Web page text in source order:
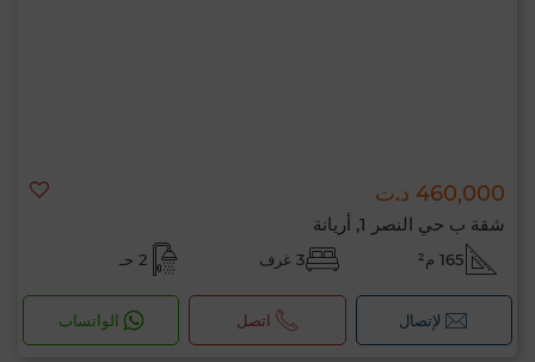
460,000 د.ت
شقة ب حي النصر 1, أريانة
165 م² 3 غرف 2 حـ
لإتصال اتصل الواتساب